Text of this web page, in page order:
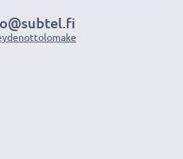
- suojattu oikosululta,